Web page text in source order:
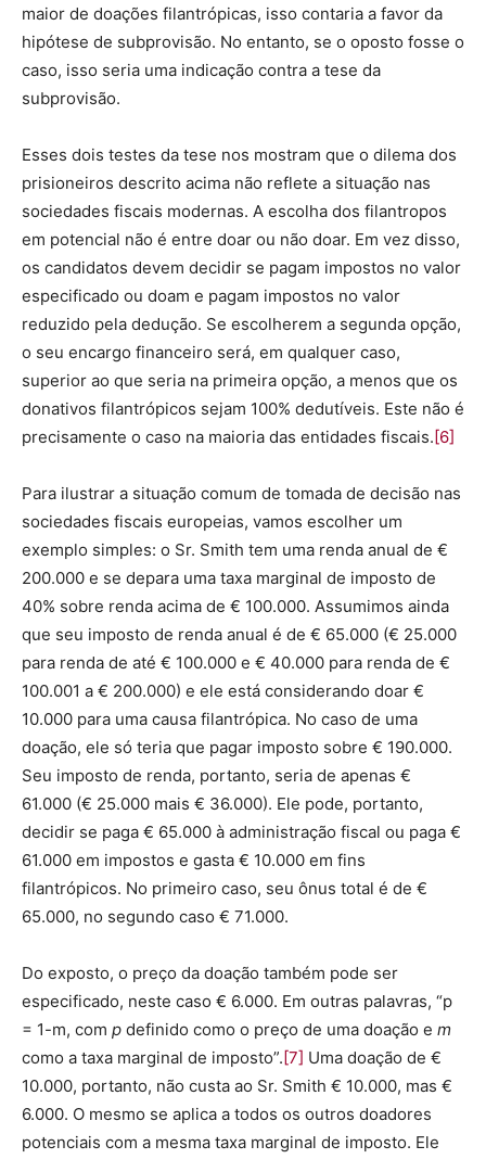
maior de doações filantrópicas, isso contaria a favor da
hipótese de subprovisão. No entanto, se o oposto fosse o
caso, isso seria uma indicação contra a tese da
subprovisão.
Esses dois testes da tese nos mostram que o dilema dos
prisioneiros descrito acima não reflete a situação nas
sociedades fiscais modernas. A escolha dos filantropos
em potencial não é entre doar ou não doar. Em vez disso,
os candidatos devem decidir se pagam impostos no valor
especificado ou doam e pagam impostos no valor
reduzido pela dedução. Se escolherem a segunda opção,
o seu encargo financeiro será, em qualquer caso,
superior ao que seria na primeira opção, a menos que os
donativos filantrópicos sejam 100% dedutíveis. Este não é
precisamente o caso na maioria das entidades fiscais.[6]
Para ilustrar a situação comum de tomada de decisão nas
sociedades fiscais europeias, vamos escolher um
exemplo simples: o Sr. Smith tem uma renda anual de €
200.000 e se depara uma taxa marginal de imposto de
40% sobre renda acima de € 100.000. Assumimos ainda
que seu imposto de renda anual é de € 65.000 (€ 25.000
para renda de até € 100.000 e € 40.000 para renda de €
100.001 a € 200.000) e ele está considerando doar €
10.000 para uma causa filantrópica. No caso de uma
doação, ele só teria que pagar imposto sobre € 190.000.
Seu imposto de renda, portanto, seria de apenas €
61.000 (€ 25.000 mais € 36.000). Ele pode, portanto,
decidir se paga € 65.000 à administração fiscal ou paga €
61.000 em impostos e gasta € 10.000 em fins
filantrópicos. No primeiro caso, seu ônus total é de €
65.000, no segundo caso € 71.000.
Do exposto, o preço da doação também pode ser
especificado, neste caso € 6.000. Em outras palavras, “p
= 1-m, com p definido como o preço de uma doação e m
como a taxa marginal de imposto”.[7] Uma doação de €
10.000, portanto, não custa ao Sr. Smith € 10.000, mas €
6.000. O mesmo se aplica a todos os outros doadores
potenciais com a mesma taxa marginal de imposto. Ele